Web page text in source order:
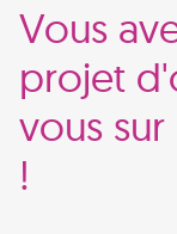
Vous
projet
vous
!